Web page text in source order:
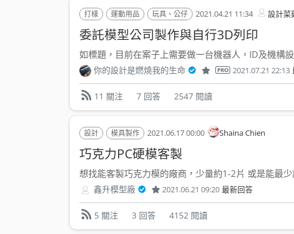
打樣 運動用品 玩具、公仔 2021.04.21 11:34 設計菜
委託模型公司製作與自行3D列印
如標題，目前在案子上需要做一台機器人，ID及機構
你的設計是燃燒我的生命 2021.07.21 22:13
11 關注 7 回答 2547 閱讀
設計 模具製作 2021.06.17 00:00 Shaina Chien
巧克力PC硬模客製
想找能客製巧克力模的廠商，少量約1-2片 或是能最少
鑫升模型廠 2021.06.21 09:20 最新回答
5 關注 3 回答 4152 閱讀